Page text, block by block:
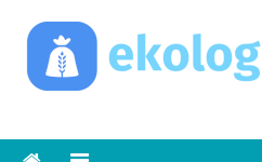
content